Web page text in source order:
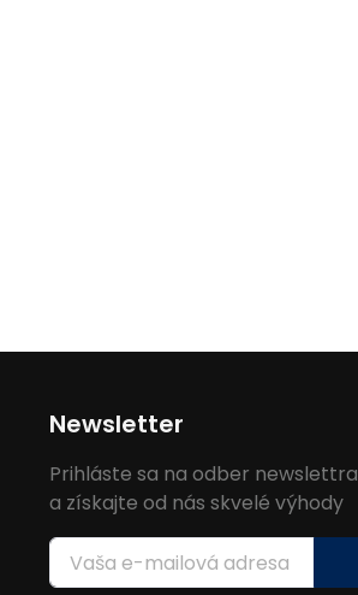
Newsletter
Prihláste sa na odber newslettra
a získajte od nás skvelé výhody